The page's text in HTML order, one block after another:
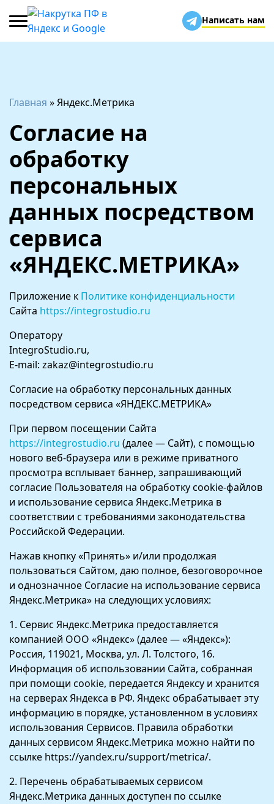
Написать нам
Главная »Яндекс.Метрика
Согласие на
обработку
персональных
данных посредством
сервиса
«ЯНДЕКС.МЕТРИКА»
Приложение к Политике конфиденциальности
Сайта https://integrostudio.ru
Оператору
IntegroStudio.ru,
E-mail: zakaz@integrostudio.ru
Согласие на обработку персональных данных
посредством сервиса «ЯНДЕКС.МЕТРИКА»
При первом посещении Сайта
https://integrostudio.ru (далее — Сайт), с помощью
нового веб‑браузера или в режиме приватного
просмотра всплывает баннер, запрашивающий
согласие Пользователя на обработку cookie‑файлов
и использование сервиса Яндекс.Метрика в
соответствии с требованиями законодательства
Российской Федерации.
Нажав кнопку «Принять» и/или продолжая
пользоваться Сайтом, даю полное, безоговорочное
и однозначное Согласие на использование сервиса
Яндекс.Метрика» на следующих условиях:
1. Сервис Яндекс.Метрика предоставляется
компанией ООО «Яндекс» (далее — «Яндекс»):
Россия, 119021, Москва, ул. Л. Толстого, 16.
Информация об использовании Сайта, собранная
при помощи cookie, передается Яндексу и хранится
на серверах Яндекса в РФ. Яндекс обрабатывает эту
информацию в порядке, установленном в условиях
использования Сервисов. Правила обработки
данных сервисом Яндекс.Метрика можно найти по
ссылке https://yandex.ru/support/metrica/.
2. Перечень обрабатываемых сервисом
Яндекс.Метрика данных доступен по ссылке